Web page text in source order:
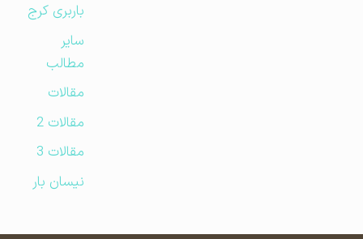
باربری کرج
مطالب
مقالات
مقالات 2
مقالات 3
نیسان بار